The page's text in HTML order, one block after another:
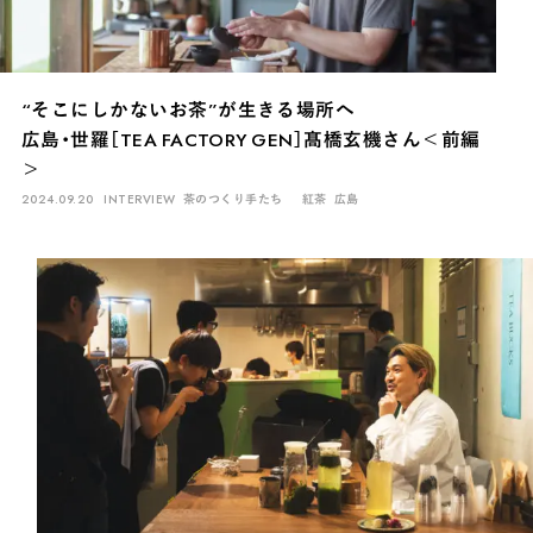
INTERVIEW
Ocha SURU? Lab.
“そこにしかないお茶”が生きる場所へ
広島・世羅［TEA FACTORY GEN］髙橋玄機さん＜前編
＞
2024.09.20 INTERVIEW 茶のつくり手たち 紅茶 広島